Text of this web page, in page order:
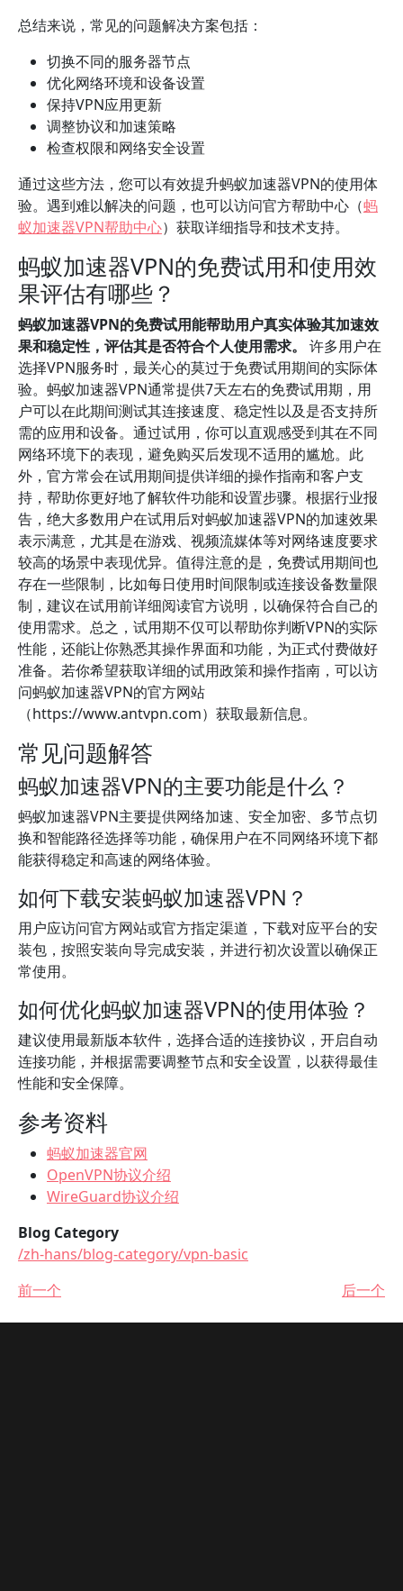
总结来说，常见的问题解决方案包括：
切换不同的服务器节点
优化网络环境和设备设置
保持VPN应用更新
调整协议和加速策略
检查权限和网络安全设置
通过这些方法，您可以有效提升蚂蚁加速器VPN的使用体
验。遇到难以解决的问题，也可以访问官方帮助中心（蚂
蚁加速器VPN帮助中心）获取详细指导和技术支持。
蚂蚁加速器VPN的免费试用和使用效
果评估有哪些？
蚂蚁加速器VPN的免费试用能帮助用户真实体验其加速效
果和稳定性，评估其是否符合个人使用需求。
许多用户在
选择VPN服务时，最关心的莫过于免费试用期间的实际体
验。蚂蚁加速器VPN通常提供7天左右的免费试用期，用
户可以在此期间测试其连接速度、稳定性以及是否支持所
需的应用和设备。通过试用，你可以直观感受到其在不同
网络环境下的表现，避免购买后发现不适用的尴尬。此
外，官方常会在试用期间提供详细的操作指南和客户支
持，帮助你更好地了解软件功能和设置步骤。根据行业报
告，绝大多数用户在试用后对蚂蚁加速器VPN的加速效果
表示满意，尤其是在游戏、视频流媒体等对网络速度要求
较高的场景中表现优异。值得注意的是，免费试用期间也
存在一些限制，比如每日使用时间限制或连接设备数量限
制，建议在试用前详细阅读官方说明，以确保符合自己的
使用需求。总之，试用期不仅可以帮助你判断VPN的实际
性能，还能让你熟悉其操作界面和功能，为正式付费做好
准备。若你希望获取详细的试用政策和操作指南，可以访
问蚂蚁加速器VPN的官方网站
（https://www.antvpn.com）获取最新信息。
常见问题解答
蚂蚁加速器VPN的主要功能是什么？
蚂蚁加速器VPN主要提供网络加速、安全加密、多节点切
换和智能路径选择等功能，确保用户在不同网络环境下都
能获得稳定和高速的网络体验。
如何下载安装蚂蚁加速器VPN？
用户应访问官方网站或官方指定渠道，下载对应平台的安
装包，按照安装向导完成安装，并进行初次设置以确保正
常使用。
如何优化蚂蚁加速器VPN的使用体验？
建议使用最新版本软件，选择合适的连接协议，开启自动
连接功能，并根据需要调整节点和安全设置，以获得最佳
性能和安全保障。
参考资料
蚂蚁加速器官网
OpenVPN协议介绍
WireGuard协议介绍
Blog Category
/zh-hans/blog-category/vpn-basic
前一个
后一个